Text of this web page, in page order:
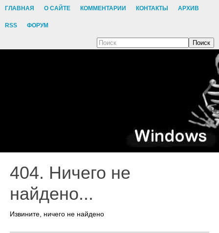
ГЛАВНАЯ О САЙТЕ КОММЕНТАРИИ КОНТАКТЫ АРХИВ
RSS ФОРУМ
Поиск
404. Ничего не
найдено...
Извините, ничего не найдено